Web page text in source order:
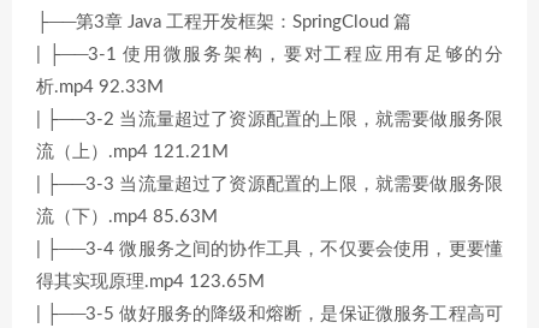
├──第3章 Java 工程开发框架：SpringCloud 篇
| ├──3-1 使用微服务架构，要对工程应用有足够的分
析.mp4 92.33M
| ├──3-2 当流量超过了资源配置的上限，就需要做服务限
流（上）.mp4 121.21M
| ├──3-3 当流量超过了资源配置的上限，就需要做服务限
流（下）.mp4 85.63M
| ├──3-4 微服务之间的协作工具，不仅要会使用，更要懂
得其实现原理.mp4 123.65M
| ├──3-5 做好服务的降级和熔断，是保证微服务工程高可